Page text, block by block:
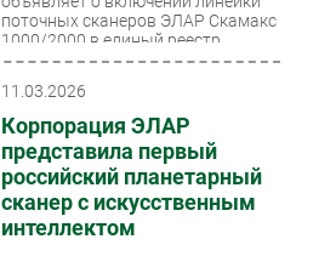
поточных сканеров ЭЛАР Скамакс
1000/2000 в единый реестр
российской радиоэлектронной...
11.03.2026
Корпорация ЭЛАР
представила первый
российский планетарный
сканер с искусственным
интеллектом